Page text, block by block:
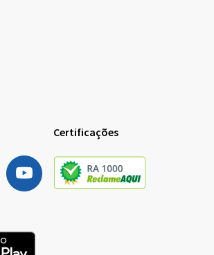
Certificações